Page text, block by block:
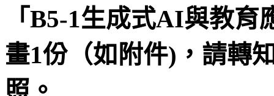
「B5-1生成式AI與教
畫1份（如附件)，請轉